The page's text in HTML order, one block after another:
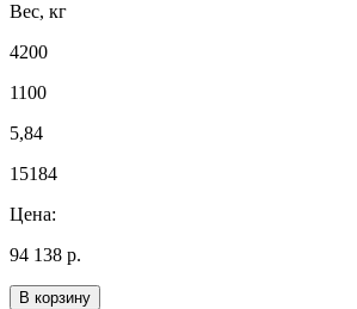
Вес, кг
4200
1100
5,84
15184
Цена:
94 138 р.
В корзину